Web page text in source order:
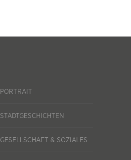
PORTRAIT
STADTGESCHICHTEN
GESELLSCHAFT & SOZIALES